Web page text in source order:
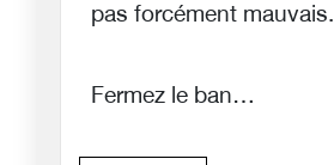
pas forcément mauvais.
Fermez le ban…